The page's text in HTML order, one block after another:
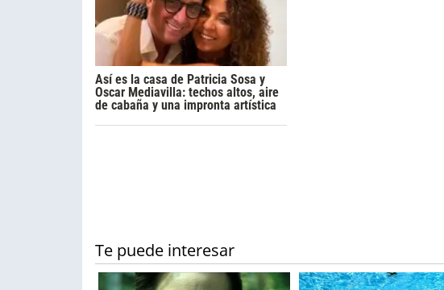
Así es la casa de Patricia Sosa y
Oscar Mediavilla: techos altos, aire
de cabaña y una impronta artística